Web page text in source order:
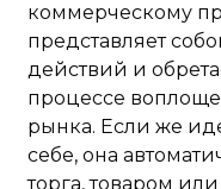
коммерческому
представляет
действий и
процессе
рынка. Если же
себе, она
торга, товаром